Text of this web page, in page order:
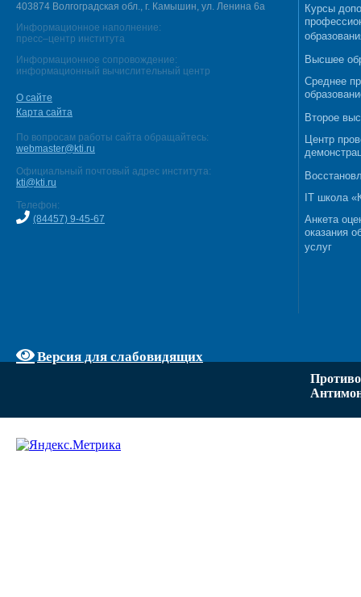
403874 Волгоградская обл., г. Камышин, ул. Ленина 6а
Информационное наполнение:
пресс–центр института
Информационное сопровождение:
информационный вычислительный центр
О сайте
Карта сайта
По вопросам работы сайта обращайтесь:
webmaster@kti.ru
Официальный почтовый адрес института:
kti@kti.ru
Телефон:
(84457) 9-45-67
Версия для слабовидящих
Курсы
Высшее
Среднее
Второе
Центр
IT школа
Анкета
оказания
услуг